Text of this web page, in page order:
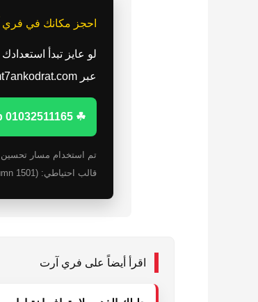
احجز مكانك في
عبر www.emt7ankodrat.com أو من خلال الأرقام التالية.
☘ WhatsApp 01032511165
قالب احتياطي: Unterminated string in JSON at position 1613 (line 3 column 1501)
اقرأ أيضاً على فري آرت